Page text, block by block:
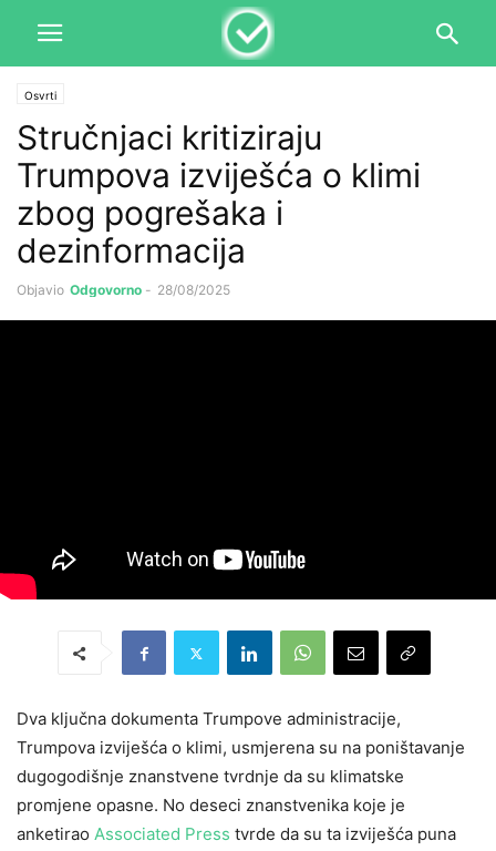
Osvrti
Stručnjaci kritiziraju
Trumpova izviješća o klimi
zbog pogrešaka i
dezinformacija
Objavio Odgovorno - 28/08/2025
Dva ključna dokumenta Trumpove administracije,
Trumpova izviješća o klimi, usmjerena su na poništavanje
dugogodišnje znanstvene tvrdnje da su klimatske
promjene opasne. No deseci znanstvenika koje je
anketirao Associated Press tvrde da su ta izviješća puna